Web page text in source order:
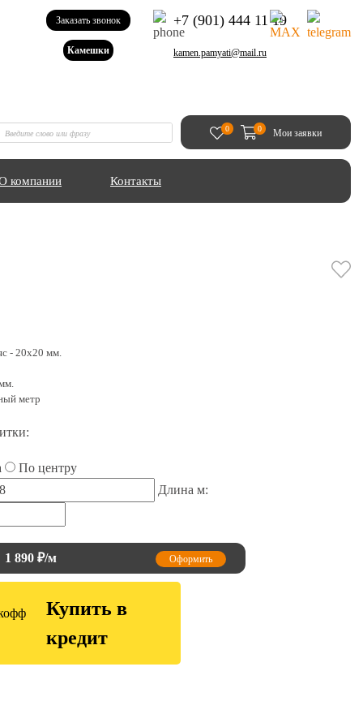
Заказать звонок
Камешки
+7 (901) 444 11 19
kamen.pamyati@mail.ru
0 0 Мои заявки
компании Контакты
- 20х20 мм.
метр
По центру
Длина м:
1 890 ₽/м Оформить
Купить в
кредит